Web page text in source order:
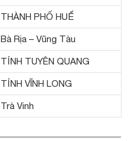
THÀNH PHỐ HUẾ
Bà Rịa – Vũng Tàu
TỈNH TUYÊN QUANG
TỈNH VĨNH LONG
Trà Vinh